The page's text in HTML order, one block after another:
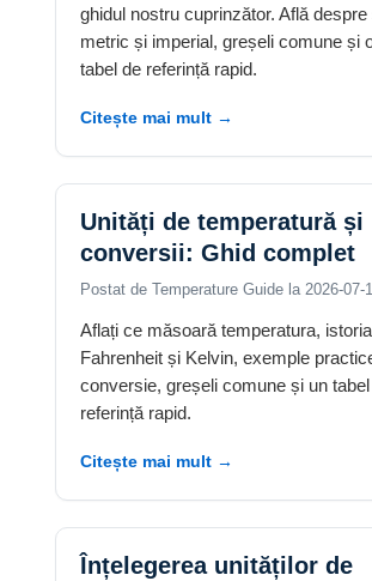
ghidul nostru cuprinzător. Află
metric și imperial, greșeli comune și
tabel de referință rapid.
Citește mai mult →
Unități de temperatură și
conversii: Ghid complet
Postat de Temperature Guide la 2026-07-
Aflați ce măsoară temperatura,
Fahrenheit și Kelvin, exemple
conversie, greșeli comune și un
referință rapid.
Citește mai mult →
Înțelegerea unităților de